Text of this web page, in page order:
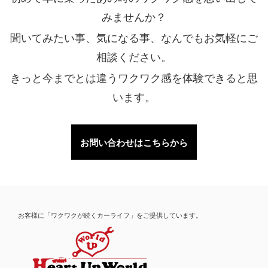
みませんか？
聞いてみたい事、気になる事、なんでもお気軽にご
相談ください。
きっと今までとは違うワクワク感を体験できると思
います。
お問い合わせはこちらから
お客様に「ワクワクが続くカーライフ」をご提供しています。